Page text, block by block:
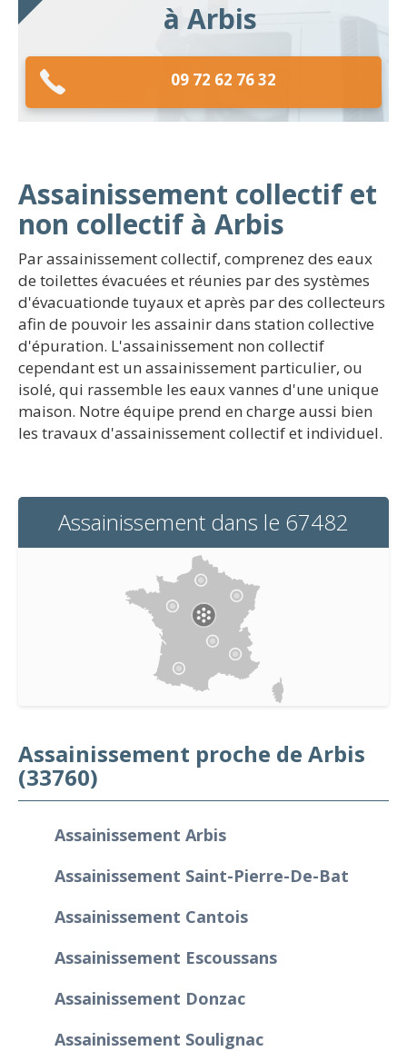
à Arbis
09 72 62 76 32
Assainissement collectif et
non collectif à Arbis
Par assainissement collectif, comprenez des eaux
de toilettes évacuées et réunies par des systèmes
d'évacuationde tuyaux et après par des collecteurs
afin de pouvoir les assainir dans station collective
d'épuration. L'assainissement non collectif
cependant est un assainissement particulier, ou
isolé, qui rassemble les eaux vannes d'une unique
maison. Notre équipe prend en charge aussi bien
les travaux d'assainissement collectif et individuel.
Assainissement dans le 67482
Assainissement proche de Arbis
(33760)
Assainissement Arbis
Assainissement Saint-Pierre-De-Bat
Assainissement Cantois
Assainissement Escoussans
Assainissement Donzac
Assainissement Soulignac